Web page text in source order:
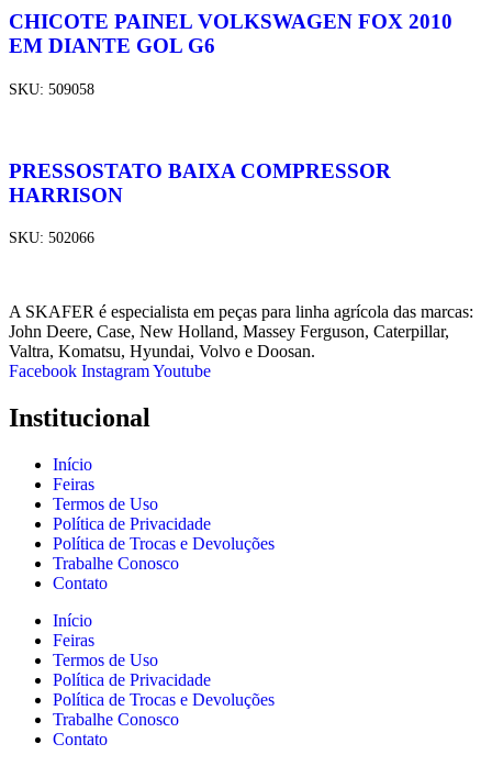
CHICOTE PAINEL VOLKSWAGEN FOX 2010
EM DIANTE GOL G6
SKU: 509058
PRESSOSTATO BAIXA COMPRESSOR
HARRISON
SKU: 502066
A SKAFER é especialista em peças para linha agrícola das marcas:
John Deere, Case, New Holland, Massey Ferguson, Caterpillar,
Valtra, Komatsu, Hyundai, Volvo e Doosan.
Facebook InstagramYoutube
Institucional
Início
Feiras
Termos de Uso
Política de Privacidade
Política de Trocas e Devoluções
Trabalhe Conosco
Contato
Início
Feiras
Termos de Uso
Política de Privacidade
Política de Trocas e Devoluções
Trabalhe Conosco
Contato